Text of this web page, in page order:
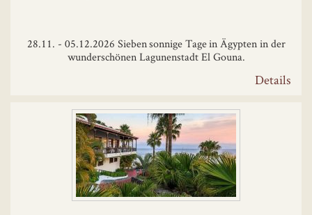
28.11. - 05.12.2026 Sieben sonnige Tage in Ägypten in der
wunderschönen Lagunenstadt El Gouna.
Details